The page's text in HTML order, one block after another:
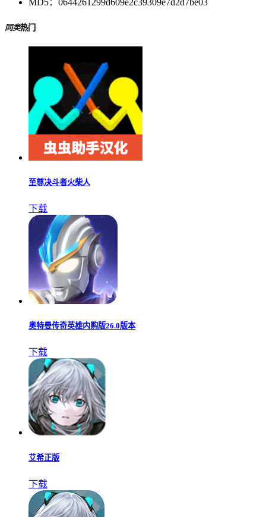
MD5： 0644261299d609e2c39309e7d2d7be03
同类热门
至尊决斗者火柴人
下载
奥特曼传奇英雄内购版26.0版本
下载
艾希正版
下载